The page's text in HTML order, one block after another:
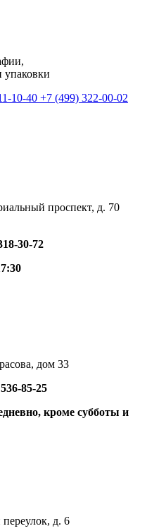
упаковки
10-40 +7 (499) 322-00-02
проспект, д. 70
30-72
дом 33
85-25
кроме субботы и
д. 6